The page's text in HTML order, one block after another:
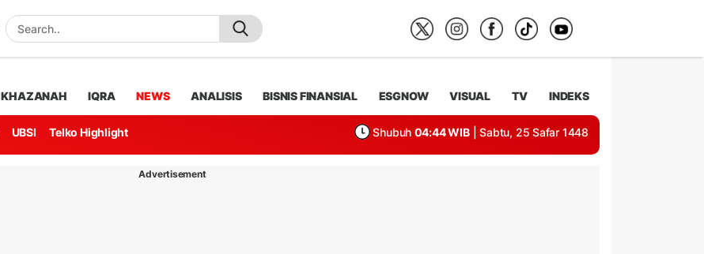
KHAZANAH IQRA NEWS ANALISIS BISNIS FINANSIAL ESGNOW VISUAL TV INDEKS
UBSI Telko Highlight Shubuh 04:44 WIB | Sabtu, 25 Safar 1448
Advertisement